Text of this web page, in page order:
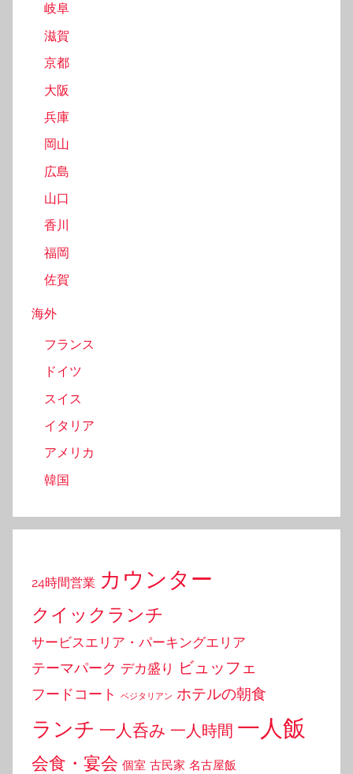
岐阜
滋賀
京都
大阪
兵庫
岡山
広島
山口
香川
福岡
佐賀
海外
フランス
ドイツ
スイス
イタリア
アメリカ
韓国
24時間営業 カウンター
クイックランチ
サービスエリア・パーキングエリア
テーマパーク デカ盛り ビュッフェ
フードコート ベジタリアン ホテルの朝食
ランチ 一人呑み 一人時間 一人飯
会食・宴会 個室 古民家 名古屋飯